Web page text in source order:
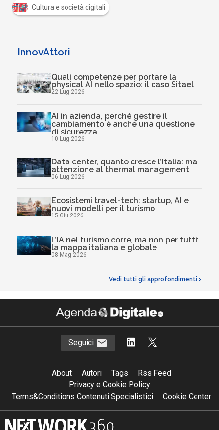
Cultura e società digitali
InnovAttori
Quali competenze per portare la
physical AI nello spazio: il caso Sitael
22 Lug 2026
AI in azienda, perché gestire il
cambiamento è anche una questione
di sicurezza
10 Lug 2026
Data center, quanto cresce l’Italia: ma
attenzione al thermal management
06 Lug 2026
Ecosistemi travel-tech: startup, AI e
nuovi modelli per il turismo
15 Giu 2026
L’IA nel turismo corre, ma non per tutti:
la mappa italiana e globale
08 Mag 2026
Vedi tutti gli approfondimenti >
Seguici
About Autori Tags
Rss Feed
Privacy e Cookie Policy
Terms&Conditions Contenuti Specialistici
Cookie Center